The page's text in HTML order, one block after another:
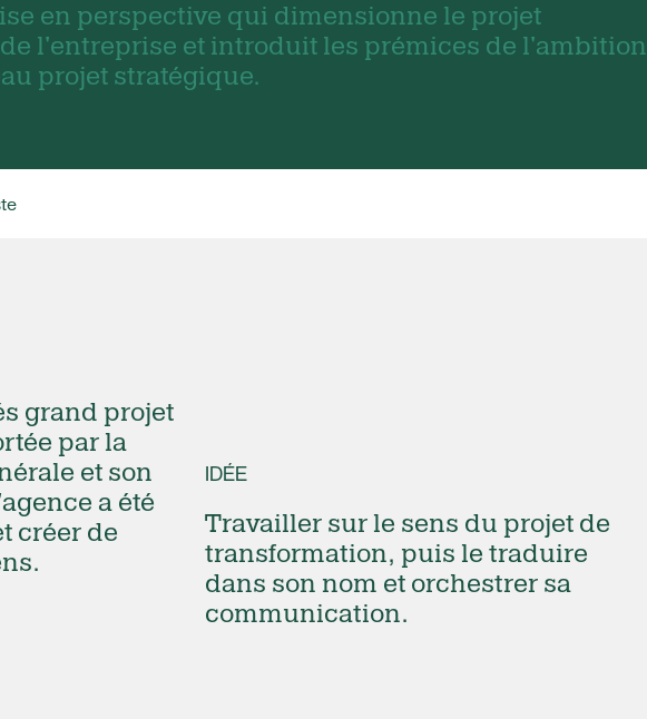
en perspective qui dimensionne le projet
l'entreprise et introduit les prémices de l'ambition
projet stratégique.
grand projet
par la
et son
a été
créer de
IDÉE
Travailler sur le sens du projet de
transformation, puis le traduire
dans son nom et orchestrer sa
communication.